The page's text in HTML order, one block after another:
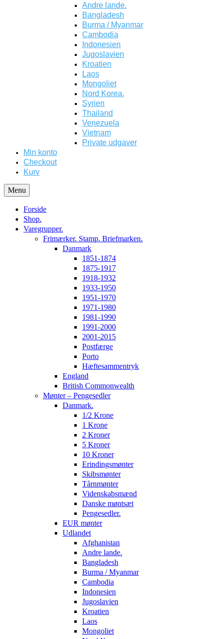
Andre lande.
Bangladesh
Burma / Myanmar
Cambodia
Indonesien
Jugoslavien
Kroatien
Laos
Mongoliet
Nord Korea.
Syrien
Thailand
Venezuela
Vietnam
Private udgaver
Min konto
Checkout
Kurv
Menu
Forside
Shop.
Varegrupper.
Frimærker. Stamp. Briefmarken.
Danmark
1851-1874
1875-1917
1918-1932
1933-1950
1951-1970
1971-1980
1981-1990
1991-2000
2001-2015
Postfærge
Porto
Hæftesammentryk
England
British Commonwealth
Mønter – Pengesedler
Danmark.
1/2 Krone
1 Krone
2 Kroner
5 Kroner
10 Kroner
Erindingsmønter
Skibsmønter
Tårnmønter
Videnskabsmænd
Danske møntsæt
Pengesedler.
EUR mønter
Udlandet
Afghanistan
Andre lande.
Bangladesh
Burma / Myanmar
Cambodia
Indonesien
Jugoslavien
Kroatien
Laos
Mongoliet